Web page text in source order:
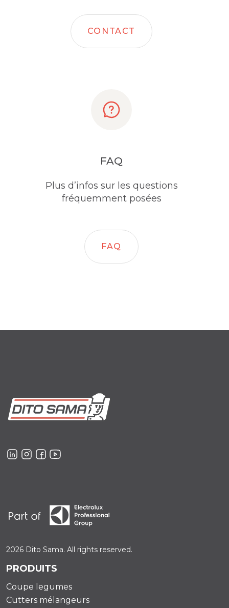
CONTACT
FAQ
Plus d’infos sur les questions
fréquemment posées
FAQ
2026 Dito Sama. All rights reserved.
PRODUITS
Coupe legumes
Cutters mélangeurs